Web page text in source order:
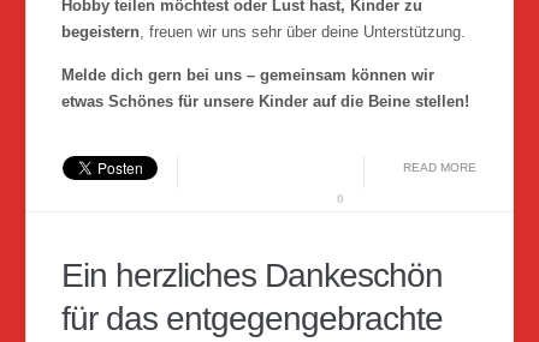
Hobby teilen möchtest oder Lust hast, Kinder zu
begeistern, freuen wir uns sehr über deine Unterstützung.
Melde dich gern bei uns – gemeinsam können wir
etwas Schönes für unsere Kinder auf die Beine stellen!
READ MORE
0
Ein herzliches Dankeschön
für das entgegengebrachte